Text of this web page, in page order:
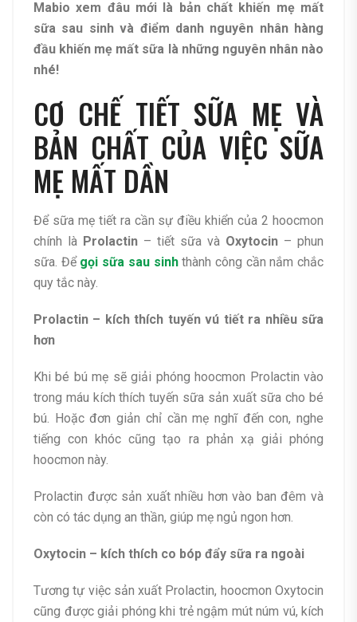
Mabio xem đâu mới là bản chất khiến mẹ mất
sữa sau sinh và điểm danh nguyên nhân hàng
đầu khiến mẹ mất sữa là những nguyên nhân nào
nhé!
CƠ CHẾ TIẾT SỮA MẸ VÀ
BẢN CHẤT CỦA VIỆC SỮA
MẸ MẤT DẦN
Để sữa mẹ tiết ra cần sự điều khiển của 2 hoocmon
chính là Prolactin – tiết sữa và Oxytocin – phun
sữa. Để gọi sữa sau sinhthành công cần nắm chắc
quy tắc này.
Prolactin – kích thích tuyến vú tiết ra nhiều sữa
hơn
Khi bé bú mẹ sẽ giải phóng hoocmon Prolactin vào
trong máu kích thích tuyến sữa sản xuất sữa cho bé
bú. Hoặc đơn giản chỉ cần mẹ nghĩ đến con, nghe
tiếng con khóc cũng tạo ra phản xạ giải phóng
hoocmon này.
Prolactin được sản xuất nhiều hơn vào ban đêm và
còn có tác dụng an thần, giúp mẹ ngủ ngon hơn.
Oxytocin – kích thích co bóp đẩy sữa ra ngoài
Tương tự việc sản xuất Prolactin, hoocmon Oxytocin
cũng được giải phóng khi trẻ ngậm mút núm vú, kích